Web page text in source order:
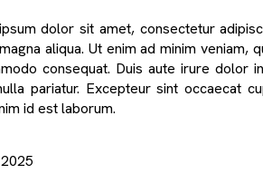
dolor sit amet, consectetur
aliqua. Ut enim ad minim veniam,
consequat. Duis aute irure dolor
pariatur. Excepteur sint occaecat
id est laborum.